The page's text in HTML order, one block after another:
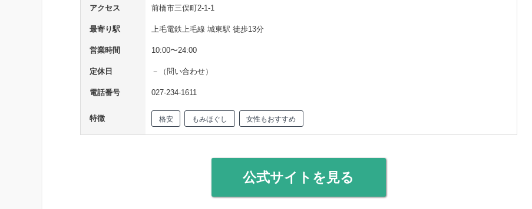
アクセス 前橋市三俣町2-1-1
最寄り駅 上毛電鉄上毛線 城東駅 徒歩13分
営業時間 10:00〜24:00
定休日 －（問い合わせ）
電話番号 027-234-1611
特徴 格安 もみほぐし 女性もおすすめ
公式サイトを見る